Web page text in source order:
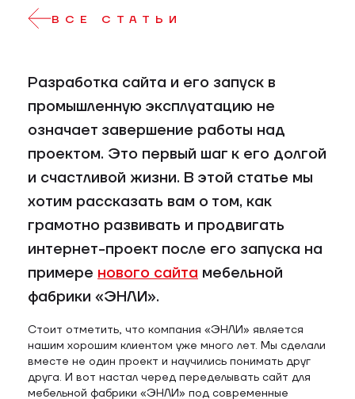
ВСЕ СТАТЬИ
Разработка сайта и его запуск в
промышленную эксплуатацию не
означает завершение работы над
проектом. Это первый шаг к его долгой
и счастливой жизни. В этой статье мы
хотим рассказать вам о том, как
грамотно развивать и продвигать
интернет-проект после его запуска на
примере нового сайта мебельной
фабрики «ЭНЛИ».
Стоит отметить, что компания «ЭНЛИ» является
нашим хорошим клиентом уже много лет. Мы сделали
вместе не один проект и научились понимать друг
друга. И вот настал черед переделывать сайт для
мебельной фабрики «ЭНЛИ» под современные